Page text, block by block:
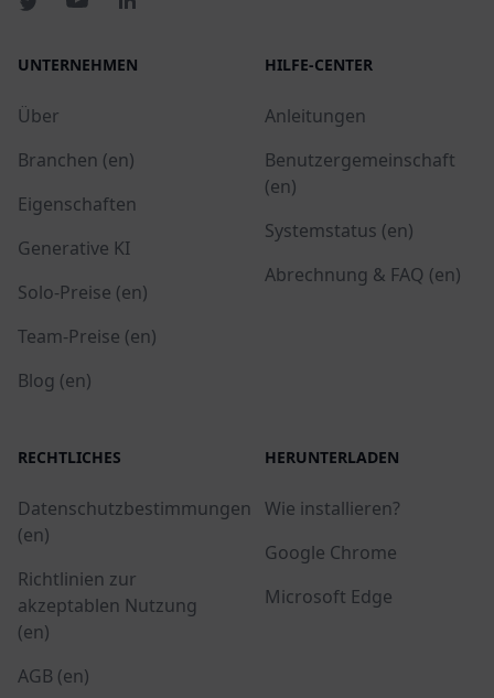
UNTERNEHMEN
Über
Branchen (en)
Eigenschaften
Generative KI
Solo-Preise (en)
Team-Preise (en)
Blog (en)
HILFE-CENTER
Anleitungen
Benutzergemeinschaft
(en)
Systemstatus (en)
Abrechnung & FAQ (en)
RECHTLICHES
Datenschutzbestimmungen
(en)
Richtlinien zur
akzeptablen Nutzung
(en)
AGB (en)
HERUNTERLADEN
Wie installieren?
Google Chrome
Microsoft Edge